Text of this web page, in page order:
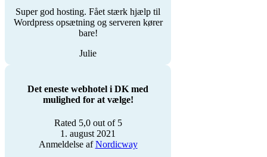
Super god hosting. Fået stærk hjælp til
Wordpress opsætning og serveren kører
bare!
Julie
Det eneste webhotel i DK med
mulighed for at vælge!
Rated 5,0 out of 5
1. august 2021
Anmeldelse afNordicway